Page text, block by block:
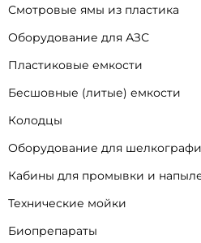
Смотровые ямы из пластика
Оборудование для АЗС
Пластиковые емкости
Бесшовные (литые) емкости
Колодцы
Оборудование для
Кабины для промывки и
Технические мойки
Биопрепараты